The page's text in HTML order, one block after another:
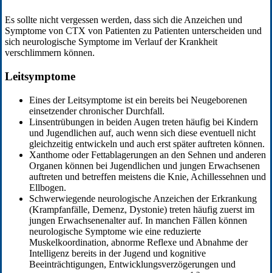
Es sollte nicht vergessen werden, dass sich die Anzeichen und
Symptome von CTX von Patienten zu Patienten unterscheiden und
sich neurologische Symptome im Verlauf der Krankheit
verschlimmern können.
Leitsymptome
Eines der Leitsymptome ist ein bereits bei Neugeborenen
einsetzender chronischer Durchfall.
Linsentrübungen in beiden Augen treten häufig bei Kindern
und Jugendlichen auf, auch wenn sich diese eventuell nicht
gleichzeitig entwickeln und auch erst später auftreten können.
Xanthome oder Fettablagerungen an den Sehnen und anderen
Organen können bei Jugendlichen und jungen Erwachsenen
auftreten und betreffen meistens die Knie, Achillessehnen und
Ellbogen.
Schwerwiegende neurologische Anzeichen der Erkrankung
(Krampfanfälle, Demenz, Dystonie) treten häufig zuerst im
jungen Erwachsenenalter auf. In manchen Fällen können
neurologische Symptome wie eine reduzierte
Muskelkoordination, abnorme Reflexe und Abnahme der
Intelligenz bereits in der Jugend und kognitive
Beeinträchtigungen, Entwicklungsverzögerungen und